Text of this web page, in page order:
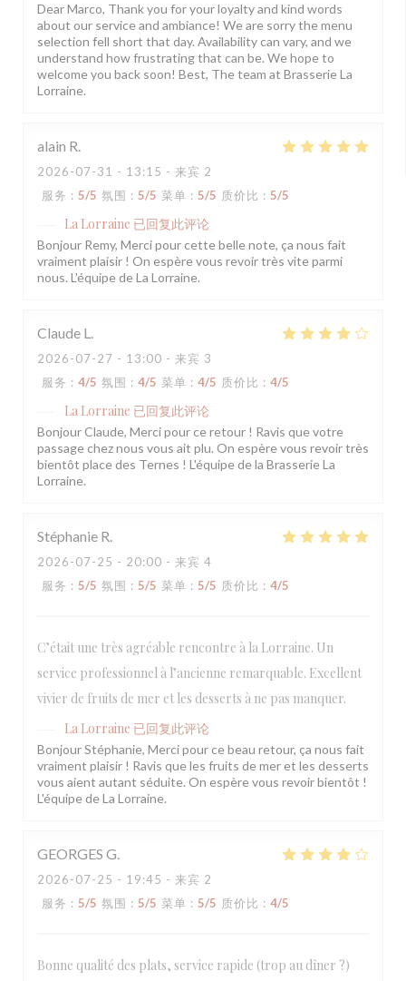
Dear Marco, Thank you for your loyalty and kind words
about our service and ambiance! We are sorry the menu
selection fell short that day. Availability can vary, and we
understand how frustrating that can be. We hope to
welcome you back soon! Best, The team at Brasserie La
Lorraine.
alain R
2026-07-31 - 13:15 - 来宾 2
服务 : 5/5 氛围 : 5/5 菜单 : 5/5 质价比 : 5/5
La Lorraine 已回复此评论
Bonjour Remy, Merci pour cette belle note, ça nous fait
vraiment plaisir ! On espère vous revoir très vite parmi
nous. L'équipe de La Lorraine.
Claude L
2026-07-27 - 13:00 - 来宾 3
服务 : 4/5 氛围 : 4/5 菜单 : 4/5 质价比 : 4/5
La Lorraine 已回复此评论
Bonjour Claude, Merci pour ce retour ! Ravis que votre
passage chez nous vous ait plu. On espère vous revoir très
bientôt place des Ternes ! L'équipe de la Brasserie La
Lorraine.
Stéphanie R
2026-07-25 - 20:00 - 来宾 4
服务 : 5/5 氛围 : 5/5 菜单 : 5/5 质价比 : 4/5
C’était une très agréable rencontre à la Lorraine. Un
service professionnel à l’ancienne remarquable. Excellent
vivier de fruits de mer et les desserts à ne pas manquer.
La Lorraine 已回复此评论
Bonjour Stéphanie, Merci pour ce beau retour, ça nous fait
vraiment plaisir ! Ravis que les fruits de mer et les desserts
vous aient autant séduite. On espère vous revoir bientôt !
L'équipe de La Lorraine.
GEORGES G
2026-07-25 - 19:45 - 来宾 2
服务 : 5/5 氛围 : 5/5 菜单 : 5/5 质价比 : 4/5
Bonne qualité des plats, service rapide (trop au dîner ?)